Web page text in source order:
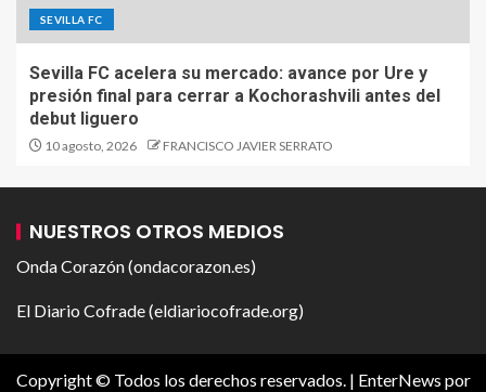
SEVILLA FC
Sevilla FC acelera su mercado: avance por Ure y
presión final para cerrar a Kochorashvili antes del
debut liguero
10 agosto, 2026 FRANCISCO JAVIER SERRATO
NUESTROS OTROS MEDIOS
Onda Corazón (ondacorazon.es)
El Diario Cofrade (eldiariocofrade.org)
Copyright © Todos los derechos reservados. | EnterNews por